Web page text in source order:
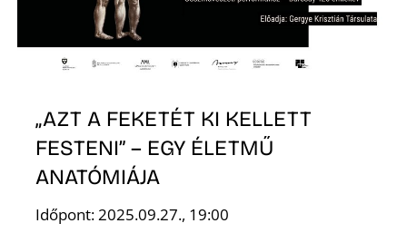
„AZT A FEKETÉT KI KELLETT
FESTENI” – EGY ÉLETMŰ
ANATÓMIÁJA
Időpont: 2025.09.27., 19:00